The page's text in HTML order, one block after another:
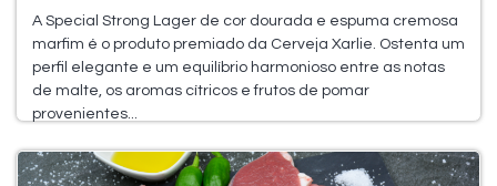
A Special Strong Lager de cor dourada e espuma cremosa
marfim é o produto premiado da Cerveja Xarlie. Ostenta um
perfil elegante e um equilíbrio harmonioso entre as notas
de malte, os aromas cítricos e frutos de pomar
provenientes...